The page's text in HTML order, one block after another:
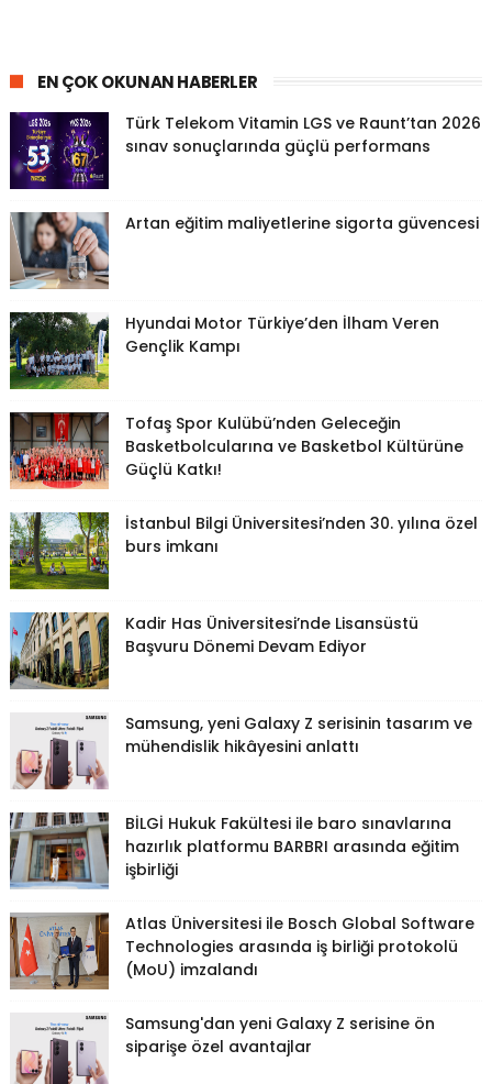
EN ÇOK OKUNAN HABERLER
Türk Telekom Vitamin LGS ve Raunt’tan 2026
sınav sonuçlarında güçlü performans
Artan eğitim maliyetlerine sigorta güvencesi
Hyundai Motor Türkiye’den İlham Veren
Gençlik Kampı
Tofaş Spor Kulübü’nden Geleceğin
Basketbolcularına ve Basketbol Kültürüne
Güçlü Katkı!
İstanbul Bilgi Üniversitesi’nden 30. yılına özel
burs imkanı
Kadir Has Üniversitesi’nde Lisansüstü
Başvuru Dönemi Devam Ediyor
Samsung, yeni Galaxy Z serisinin tasarım ve
mühendislik hikâyesini anlattı
BİLGİ Hukuk Fakültesi ile baro sınavlarına
hazırlık platformu BARBRI arasında eğitim
işbirliği
Atlas Üniversitesi ile Bosch Global Software
Technologies arasında iş birliği protokolü
(MoU) imzalandı
Samsung'dan yeni Galaxy Z serisine ön
siparişe özel avantajlar